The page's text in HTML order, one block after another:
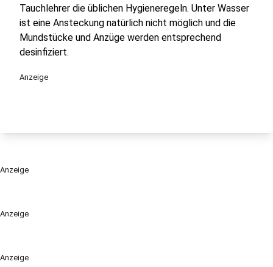
Anzeige
Anzeige
Tauchlehrer die üblichen Hygieneregeln. Unter Wasser
ist eine Ansteckung natürlich nicht möglich und die
Mundstücke und Anzüge werden entsprechend
desinfiziert.
Anzeige
Anzeige